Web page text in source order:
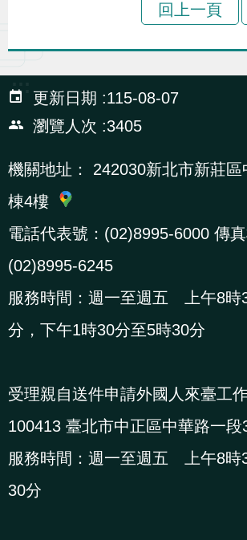
回上一頁
:::
更新日期
115-08-07
瀏覽人次
3405
機關地址：
242030新北市新莊
棟4樓
電話代表號：(02)8995-6000 傳真
(02)8995-6245
服務時間：週一至週五 上午8時
分，下午1時30分至5時30分
受理親自送件申請外國人來臺工
100413 臺北市中正區中華路一段
服務時間：週一至週五 上午8時
30分